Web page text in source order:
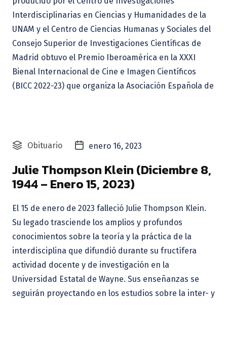
Interdisciplinarias en Ciencias y Humanidades de la
UNAM y el Centro de Ciencias Humanas y Sociales del
Consejo Superior de Investigaciones Científicas de
Madrid obtuvo el Premio Iberoamérica en la XXXI
Bienal Internacional de Cine e Imagen Científicos
(BICC 2022-23) que organiza la Asociación Española de
Obituario enero 16, 2023
Julie Thompson Klein (Diciembre 8,
1944 – Enero 15, 2023)
El 15 de enero de 2023 falleció Julie Thompson Klein.
Su legado trasciende los amplios y profundos
conocimientos sobre la teoría y la práctica de la
interdisciplina que difundió durante su fructífera
actividad docente y de investigación en la
Universidad Estatal de Wayne. Sus enseñanzas se
seguirán proyectando en los estudios sobre la inter- y